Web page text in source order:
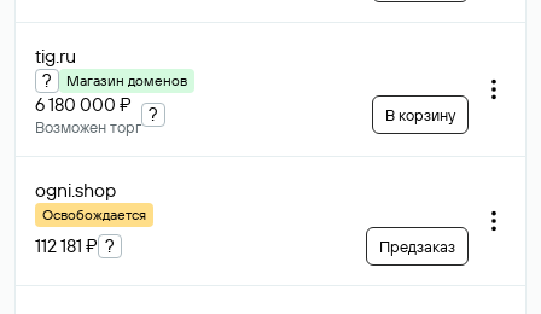
tig.ru
? Магазин доменов
6 180 000 ₽
Возможен торг
? В корзину
ogni.shop
Освобождается
112 181 ₽ ? Предзаказ